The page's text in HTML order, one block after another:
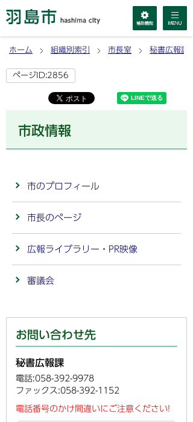
ホーム 組織別索引 市長室 秘書広報課
ページID:2856
市政情報
市のプロフィール
市長のページ
広報ライブラリー・PR映像
審議会
お問い合わせ先
秘書広報課
電話:058-392-9978
ファックス:058-392-1152
電話番号のかけ間違いにご注意ください!